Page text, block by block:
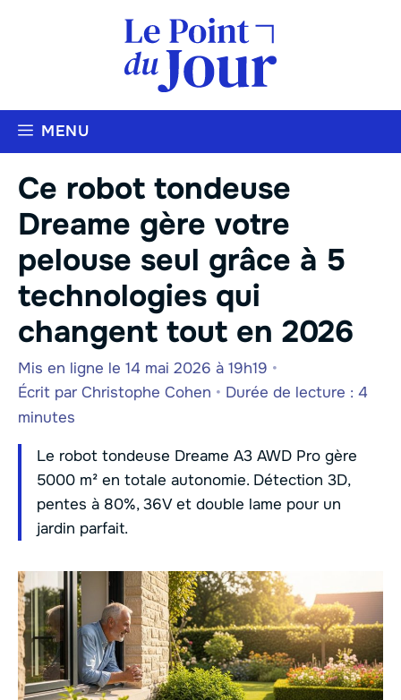
MENU
Ce robot tondeuse
Dreame gère votre
pelouse seul grâce à 5
technologies qui
changent tout en 2026
Mis en ligne le 14 mai 2026 à 19h19 •
Écrit par Christophe Cohen • Durée de lecture : 4
minutes
Le robot tondeuse Dreame A3 AWD Pro gère
5000 m² en totale autonomie. Détection 3D,
pentes à 80%, 36V et double lame pour un
jardin parfait.